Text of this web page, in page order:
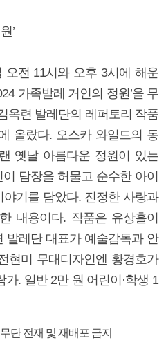
’
오전 11시와 오후 3시에 해운
가족발레 거인의 정원’을 무
옥련 발레단의 레퍼토리 작품
올랐다. 오스카 와일드의 동
옛날 아름다운 정원이 있는
담장을 허물고 순수한 아이
기를 담았다. 진정한 사랑과
내용이다. 작품은 유상흘이
발레단 대표가 예술감독과 안
현미 무대디자인엔 황경호가
. 일반 2만 원 어린이·학생 1
단 전재 및 재배포 금지